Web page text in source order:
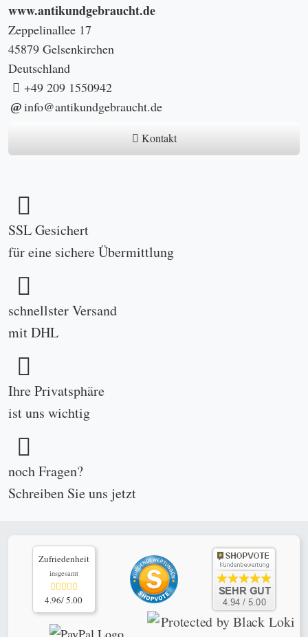
www.antikundgebraucht.de
Zeppelinallee 17
45879 Gelsenkirchen
Deutschland
+49 209 1550942
info@antikundgebraucht.de
Kontakt
SSL Gesichert
für eine sichere Übermittlung
schnellster Versand
mit DHL
Ihre Privatsphäre
ist uns wichtig
noch Fragen?
Schreiben Sie uns jetzt
Zufriedenheit
insgesamt
4.96/ 5.00